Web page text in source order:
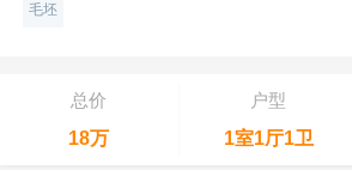
毛坯
总价
18万
户型
1室1厅1卫